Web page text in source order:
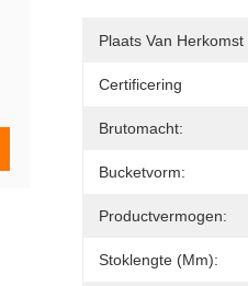
Plaats Van Herkomst
Certificering
Brutomacht:
Bucketvorm:
Productvermogen:
Stoklengte (mm):